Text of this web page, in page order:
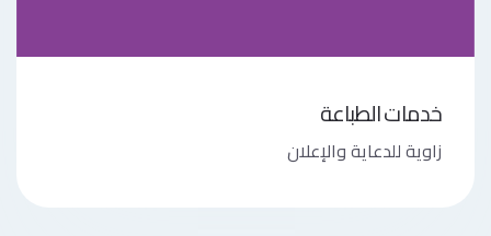
خدمات الطباعة
زاوية للدعاية والإعلان